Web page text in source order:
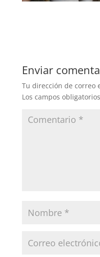
Enviar
Tu dirección de correo
Los campos